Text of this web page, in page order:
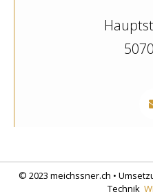
© 2023 meichssner.ch •
Technik